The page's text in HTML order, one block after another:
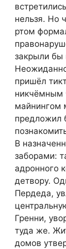
нельзя. Но
ртом
закрыли бы
пришёл
никчёмным
майнингом
предложил
В
заборами:
адронного
детвору.
Пердеда,
Гренни,
туда же.
домов